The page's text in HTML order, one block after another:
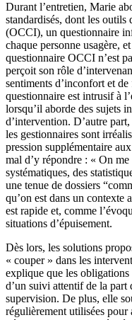
Durant l’entretien, Marie
standardisés, dont les
(OCCI), un questionnaire
chaque personne usagère,
questionnaire OCCI n’est
perçoit son rôle
sentiments d’inconfort et
questionnaire est intrusif à
lorsqu’il aborde des sujets
d’intervention. D’autre
les gestionnaires sont
pression supplémentaire
mal d’y répondre : « On
systématiques, des
une tenue de dossiers
qu’on est dans un contexte
est rapide et, comme
situations d’épuisement.
Dès lors, les solutions
« couper » dans les
explique que les
d’un suivi attentif de la part
supervision. De plus, elle
régulièrement utilisées